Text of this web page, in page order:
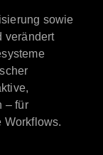
sowie
verändert
– für
Workflows.